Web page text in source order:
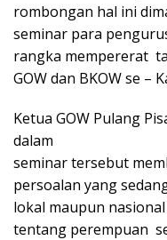
rombongan hal ini
seminar para
rangka mempererat
GOW dan BKOW se –
Ketua GOW Pulang
dalam
seminar tersebut
persoalan yang
lokal maupun
tentang perempuan